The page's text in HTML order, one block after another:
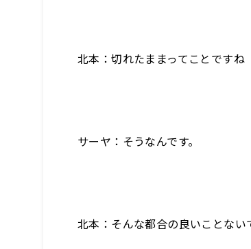
北本：切れたままってことですね
サーヤ：そうなんです。
北本：そんな都合の良いことない